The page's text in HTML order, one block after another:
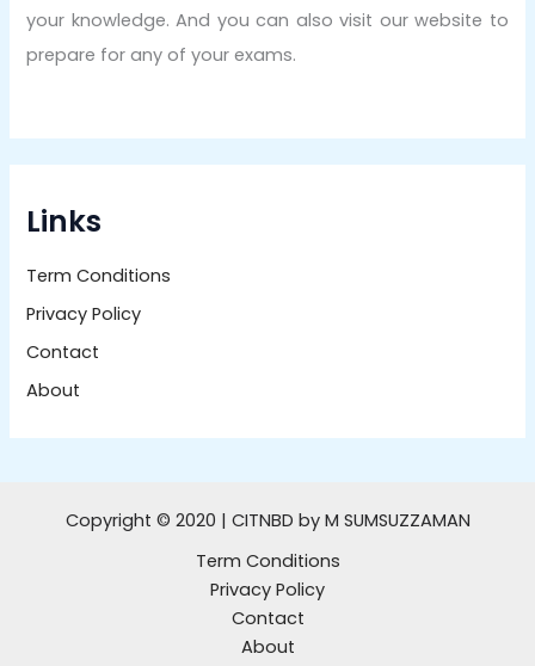
your knowledge. And you can also visit our website to
prepare for any of your exams.
Links
Term Conditions
Privacy Policy
Contact
About
Copyright © 2020 | CITNBD by M SUMSUZZAMAN
Term Conditions
Privacy Policy
Contact
About